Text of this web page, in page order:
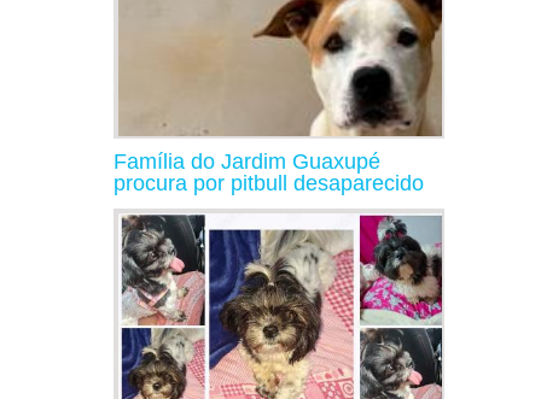
Família do Jardim Guaxupé
procura por pitbull desaparecido